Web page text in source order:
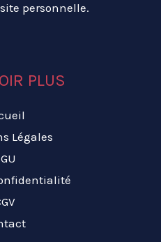
personnelle.
PLUS
Légales